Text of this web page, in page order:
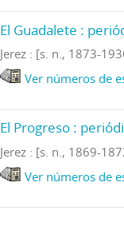
El Guadalete :
Jerez : [s. n., 1873-
Ver números de
El Progreso :
Jerez : [s. n., 1869-
Ver números de